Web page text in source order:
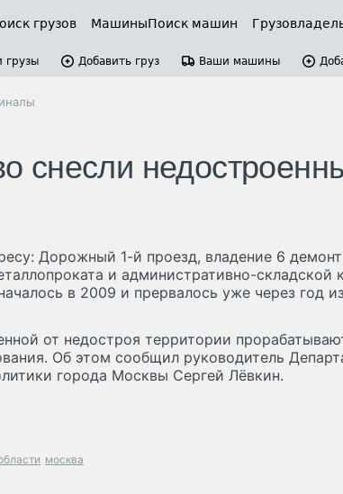
грузов МашиныПоиск машин
грузы Добавить груз Ваши машины
снесли
Дорожный 1-й проезд, владение 6
и административно-складской
в 2009 и прервалось уже через год
от недостроя территории
Об этом сообщил руководитель
города Москвы Сергей Лёвкин.
москва